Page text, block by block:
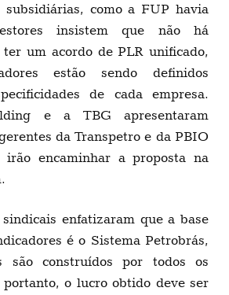
subsidiárias, como a FUP havia
insistem que não há
um acordo de PLR unificado,
estão sendo definidos
de cada empresa.
e a TBG apresentaram
da Transpetro e da PBIO
irão encaminhar a proposta na
enfatizaram que a base
é o Sistema Petrobrás,
são construídos por todos os
o lucro obtido deve ser